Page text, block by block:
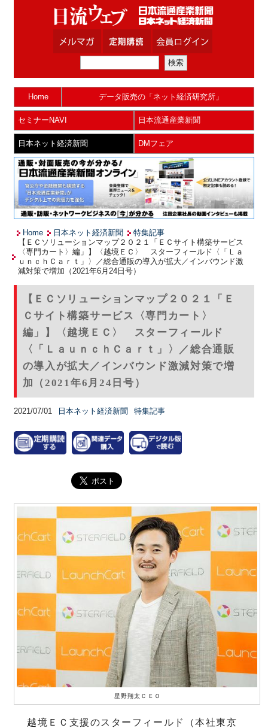
Home データ販売の「ネット経済研究所」
セミナーNAVI 日本流通産業新聞
日本ネット経済新聞 DMフェア
Home 日本ネット経済新聞
特集記事
【ＥＣソリューションマップ２０２１「ＥＣサイト構築サービス
〈専門カート〉編」】〈越境ＥＣ〉 スターフィールド〈「Ｌａ
ｕｎｃｈＣａｒｔ」〉／総合通販の導入が拡大／インバウンド激
減対策で増加（2021年6月24日号）
【ＥＣソリューションマップ２０２１「Ｅ
Ｃサイト構築サービス〈専門カート〉
編」】〈越境ＥＣ〉 スターフィールド
〈「ＬａｕｎｃｈＣａｒｔ」〉／総合通販
の導入が拡大／インバウンド激減対策で増
加（2021年6月24日号）
2021/07/01 日本ネット経済新聞 特集記事
星野翔太ＣＥＯ
越境ＥＣ支援のスターフィールド（本社東京